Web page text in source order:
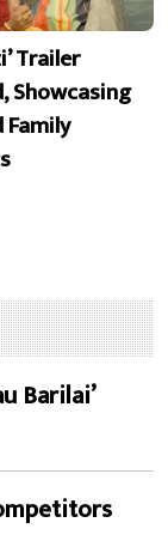
Trailer
Showcasing
Family
Barilai’